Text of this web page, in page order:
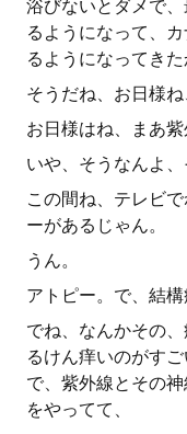
浴びないとダメで
るようになって、
るようになってき
そうだね、お日様ね
お日様はね、まあ紫
いや、そうなんよ、
この間ね、テレビ
ーがあるじゃん。
うん。
アトピー。で、結構
でね、なんかその
るけん痒いのがす
で、紫外線とその
をやってて、